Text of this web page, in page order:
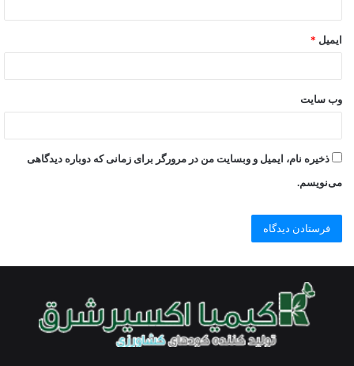
ایمیل *
وب‌ سایت
ذخیره نام، ایمیل و وبسایت من در مرورگر برای زمانی که دوباره دیدگاهی
می‌نویسم.